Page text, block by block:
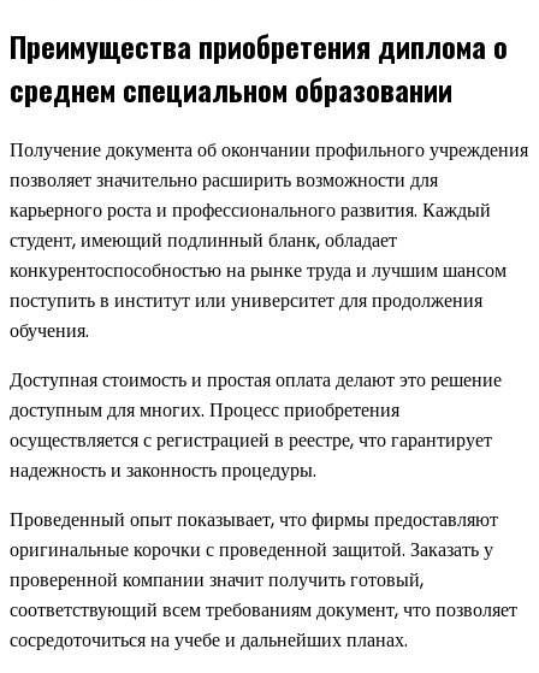
Преимущества приобретения диплома о
среднем специальном образовании
Получение документа об окончании профильного учреждения
позволяет значительно расширить возможности для
карьерного роста и профессионального развития. Каждый
студент, имеющий подлинный бланк, обладает
конкурентоспособностью на рынке труда и лучшим шансом
поступить в институт или университет для продолжения
обучения.
Доступная стоимость и простая оплата делают это решение
доступным для многих. Процесс приобретения
осуществляется с регистрацией в реестре, что гарантирует
надежность и законность процедуры.
Проведенный опыт показывает, что фирмы предоставляют
оригинальные корочки с проведенной защитой. Заказать у
проверенной компании значит получить готовый,
соответствующий всем требованиям документ, что позволяет
сосредоточиться на учебе и дальнейших планах.